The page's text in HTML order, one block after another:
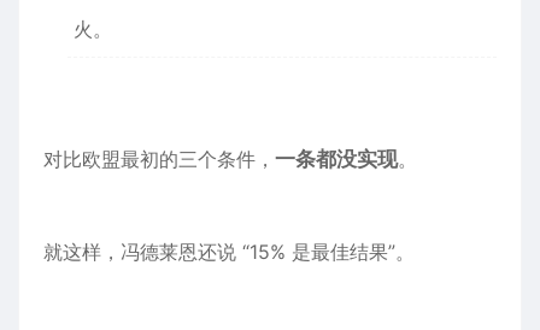
火。
对比欧盟最初的三个条件， 一条都没实现。
就这样，冯德莱恩还说 “15% 是最佳结果”。